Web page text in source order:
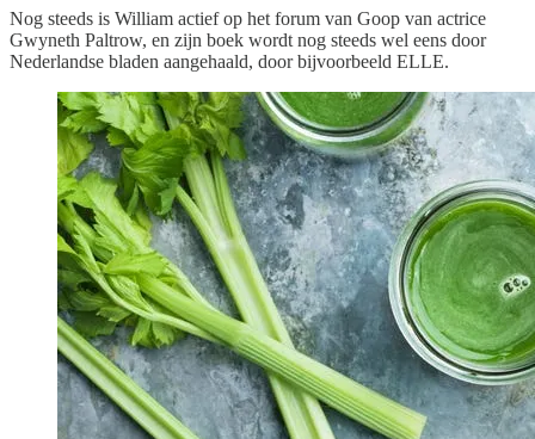
Nog steeds is William actief op het forum van Goop van actrice
Gwyneth Paltrow, en zijn boek wordt nog steeds wel eens door
Nederlandse bladen aangehaald, door bijvoorbeeld ELLE.